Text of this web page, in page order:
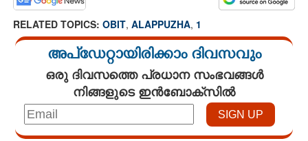
RELATED TOPICS: OBIT, ALAPPUZHA, 1
അപ്ഡേറ്റായിരിക്കാം ദിവസവും
ഒരു ദിവസത്തെ പ്രധാന സംഭവങ്ങൾ
നിങ്ങളുടെ ഇൻബോക്സിൽ